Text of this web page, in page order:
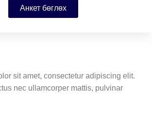
Анкет бөглөх
sit amet, consectetur adipiscing elit.
nec ullamcorper mattis, pulvinar